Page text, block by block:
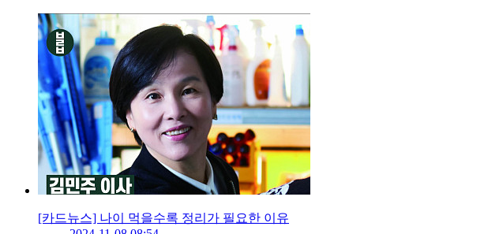
[카드뉴스] 나이 먹을수록 정리가 필요한 이유